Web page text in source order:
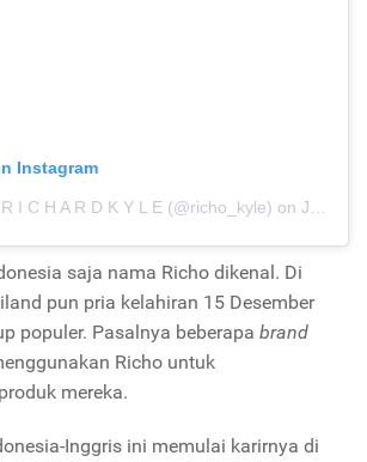
Instagram
I C H A R D K Y L E (@richo_kyle) on Jun 11, 2019 at 4:42am PDT
saja nama Richo dikenal. Di
pun pria kelahiran 15 Desember
populer. Pasalnya beberapa brand
Richo untuk
mereka.
Inggris ini memulai karirnya di